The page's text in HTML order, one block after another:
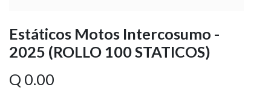
Estáticos Motos Intercosumo -
2025 (ROLLO 100 STATICOS)
Q 0.00